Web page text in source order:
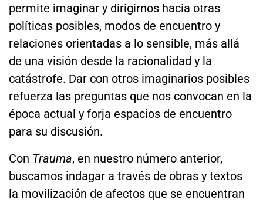
permite imaginar y dirigirnos hacia otras
políticas posibles, modos de encuentro y
relaciones orientadas a lo sensible, más allá
de una visión desde la racionalidad y la
catástrofe. Dar con otros imaginarios posibles
refuerza las preguntas que nos convocan en la
época actual y forja espacios de encuentro
para su discusión.
Con Trauma, en nuestro número anterior,
buscamos indagar a través de obras y textos
la movilización de afectos que se encuentran